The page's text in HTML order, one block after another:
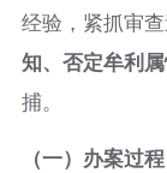
经验，紧抓审
知、否定牟利
捕。
（一）办案过程